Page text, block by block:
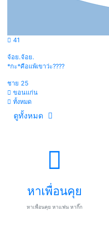
41
จ้อย.จ้อย.
*กะ*คือแพ้เขาว่ะ​????
ชาย 25
ขอนแก่น
ทั้งหมด
ดูทั้งหมด
หาเพื่อนคุย
หาเพื่อนคุย หาแฟน หากิ๊ก